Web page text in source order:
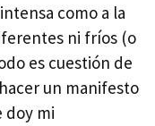
como a la
ni fríos (o
es cuestión de
un manifesto
doy mi